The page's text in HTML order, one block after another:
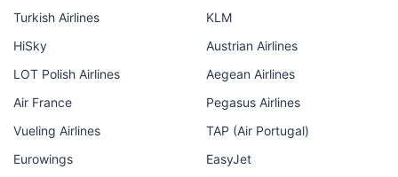
Turkish Airlines
KLM
HiSky
Austrian Airlines
LOT Polish Airlines
Aegean Airlines
Air France
Pegasus Airlines
Vueling Airlines
TAP (Air Portugal)
Eurowings
EasyJet